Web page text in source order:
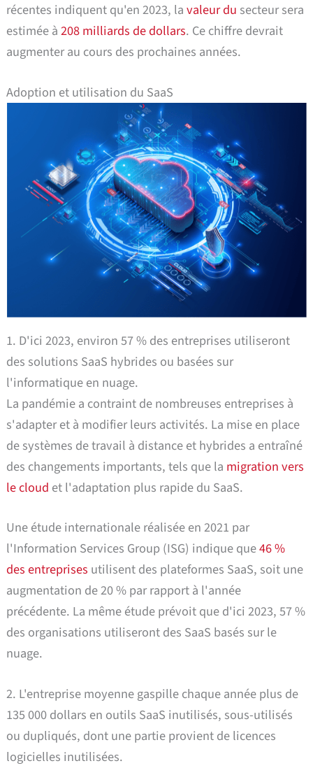
récentes indiquent qu'en 2023, lavaleur du secteur sera
estimée à208 milliards de dollars. Ce chiffre devrait
augmenter au cours des prochaines années.
Adoption et utilisation du SaaS
1. D'ici 2023, environ 57 % des entreprises utiliseront
des solutions SaaS hybrides ou basées sur
l'informatique en nuage.
La pandémie a contraint de nombreuses entreprises à
s'adapter et à modifier leurs activités. La mise en place
de systèmes de travail à distance et hybrides a entraîné
des changements importants, tels que la migration vers
le cloud et l'adaptation plus rapide du SaaS.
Une étude internationale réalisée en 2021 par
l'Information Services Group (ISG) indique que46 %
des entreprises utilisent des plateformes SaaS, soit une
augmentation de 20 % par rapport à l'année
précédente. La même étude prévoit que d'ici 2023, 57 %
des organisations utiliseront des SaaS basés sur le
nuage.
2. L'entreprise moyenne gaspille chaque année plus de
135 000 dollars en outils SaaS inutilisés, sous-utilisés
ou dupliqués, dont une partie provient de licences
logicielles inutilisées.